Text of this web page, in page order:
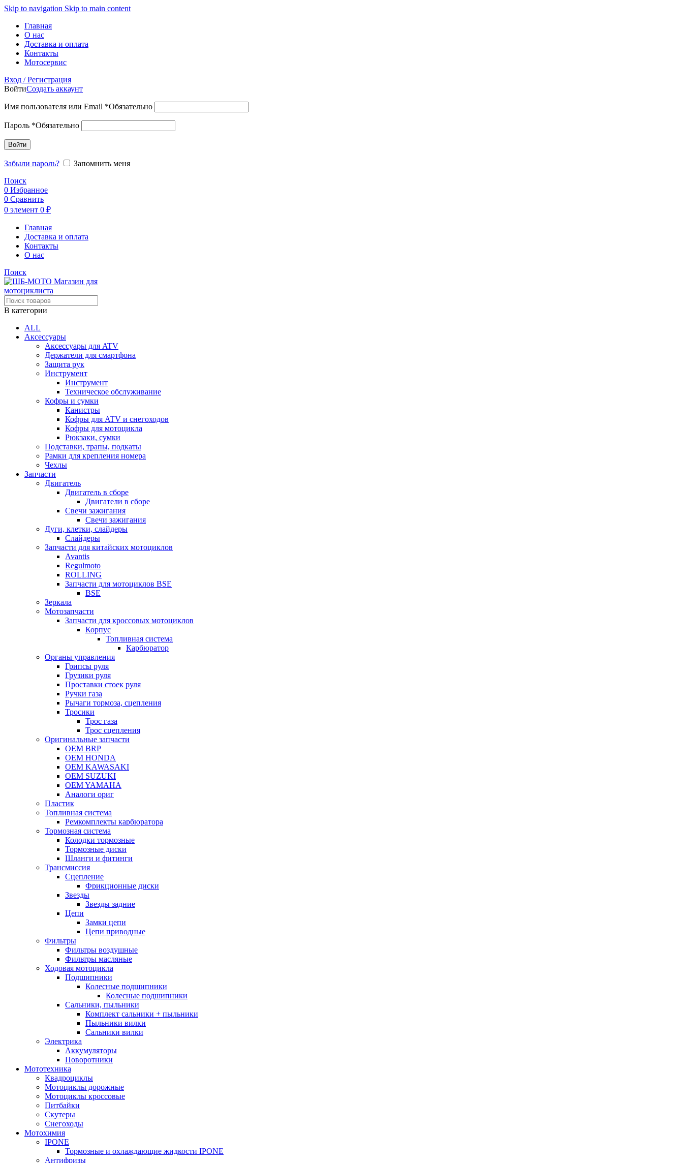
Skip to navigation Skip to main content
Главная
О нас
Доставка и оплата
Контакты
Мотосервис
Вход / Регистрация
ВойтиСоздать аккаунт
Имя пользователя или Email *Обязательно
Пароль *Обязательно
Войти
Забыли пароль?
Запомнить меня
Поиск
0 Избранное
0 Сравнить
0 элемент 0 ₽
Главная
Доставка и оплата
Контакты
О нас
Поиск
В категории
ALL
Аксессуары
Аксессуары для ATV
Держатели для смартфона
Защита рук
Инструмент
Инструмент
Техническое обслуживание
Кофры и сумки
Канистры
Кофры для ATV и снегоходов
Кофры для мотоцикла
Рюкзаки, сумки
Подставки, трапы, подкаты
Рамки для крепления номера
Чехлы
Запчасти
Двигатель
Двигатель в сборе
Двигатели в сборе
Свечи зажигания
Свечи зажигания
Дуги, клетки, слайдеры
Слайдеры
Запчасти для китайских мотоциклов
Avantis
Regulmoto
ROLLING
Запчасти для мотоциклов BSE
BSE
Зеркала
Мотозапчасти
Запчасти для кроссовых мотоциклов
Корпус
Топливная система
Карбюратор
Органы управления
Грипсы руля
Грузики руля
Проставки стоек руля
Ручки газа
Рычаги тормоза, сцепления
Тросики
Трос газа
Трос сцепления
Оригинальные запчасти
OEM BRP
OEM HONDA
OEM KAWASAKI
OEM SUZUKI
OEM YAMAHA
Аналоги ориг
Пластик
Топливная система
Ремкомплекты карбюратора
Тормозная система
Колодки тормозные
Тормозные диски
Шланги и фитинги
Трансмиссия
Cцепление
Фрикционные диски
Звезды
Звезды задние
Цепи
Замки цепи
Цепи приводные
Фильтры
Фильтры воздушные
Фильтры масляные
Ходовая мотоцикла
Подшипники
Колесные подшипники
Колесные подшипники
Сальники, пыльники
Комплект сальники + пыльники
Пыльники вилки
Сальники вилки
Электрика
Аккумуляторы
Поворотники
Мототехника
Квадроциклы
Мотоциклы дорожные
Мотоциклы кроссовые
Питбайки
Скутеры
Снегоходы
Мотохимия
IPONE
Тормозные и охлаждающие жидкости IPONE
Антифризы